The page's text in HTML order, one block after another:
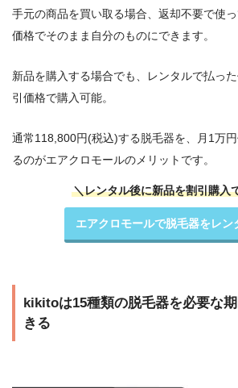
手元の商品を買い取る場合、返却不要で使っ
価格でそのまま自分のものにできます。
新品を購入する場合でも、レンタルで払っ
引価格で購入可能。
通常118,800円(税込)する脱毛器を、月1万
るのがエアクロモールのメリットです。
＼レンタル後に新品を割引購入
エアクロモールで脱毛器をレン
kikitoは15種類の脱毛器を必要な
きる